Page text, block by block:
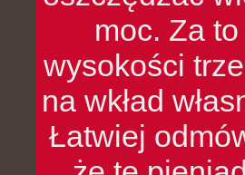
moc. Za
wysokości
na wkład
Łatwiej